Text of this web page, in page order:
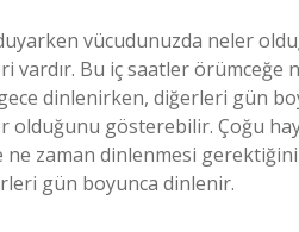
vücudunuzda neler
vardır. Bu iç saatler
dinlenirken, diğerleri gün
olduğunu gösterebilir. Çoğu
zaman dinlenmesi
gün boyunca dinlenir.